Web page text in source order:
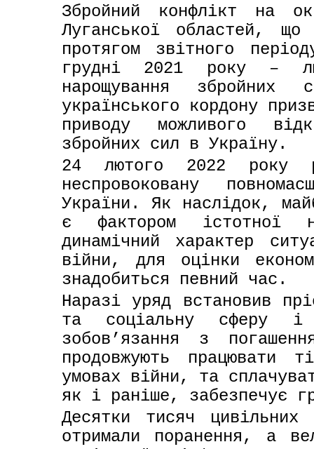
Збройний конфлікт на
Луганської областей,
протягом звітного
грудні 2021 року –
нарощування збройних
українського кордону
приводу можливого
збройних сил в Україну.
24 лютого 2022 року
неспровоковану
України. Як наслідок,
є фактором істотної
динамічний характер
війни, для оцінки
знадобиться певний час.
Наразі уряд встановив
та соціальну сферу і
зобов’язання з
продовжують
умовах війни, та
як і раніше, забезпечує
Десятки тисяч
отримали поранення, а